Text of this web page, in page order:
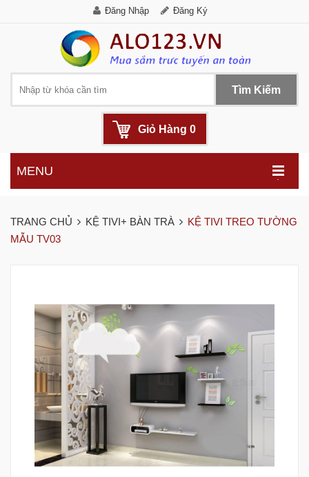
Đăng Nhập Đăng Ký
Tìm Kiếm
Giỏ Hàng 0
.
MENU
TRANG CHỦ KỆ TIVI+ BÀN TRÀ
KỆ TIVI TREO TƯỜNG
MẪU TV03